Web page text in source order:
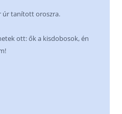
úr tanított oroszra.
ott: ők a kisdobosok, én